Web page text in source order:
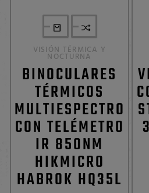
VISIÓN TÉRMICA Y
NOCTURNA
BINOCULARES
TÉRMICOS
MULTIESPECTRO
CON TELÉMETRO
IR 850NM
HIKMICRO
HABROK HQ35L